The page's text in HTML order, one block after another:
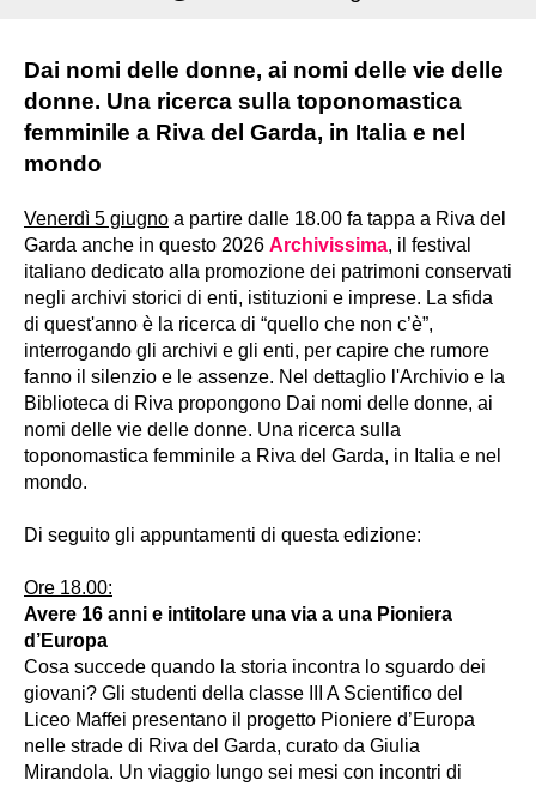
Dai nomi delle donne, ai nomi delle vie delle
donne. Una ricerca sulla toponomastica
femminile a Riva del Garda, in Italia e nel
mondo
Venerdì 5 giugno a partire dalle 18.00 fa tappa a Riva del
Garda anche in questo 2026 Archivissima, il festival
italiano dedicato alla promozione dei patrimoni conservati
negli archivi storici di enti, istituzioni e imprese. La sfida
di quest'anno è la ricerca di “quello che non c’è”,
interrogando gli archivi e gli enti, per capire che rumore
fanno il silenzio e le assenze. Nel dettaglio l'Archivio e la
Biblioteca di Riva propongono Dai nomi delle donne, ai
nomi delle vie delle donne. Una ricerca sulla
toponomastica femminile a Riva del Garda, in Italia e nel
mondo.
Di seguito gli appuntamenti di questa edizione:
Ore 18.00:
Avere 16 anni e intitolare una via a una Pioniera
d’Europa
Cosa succede quando la storia incontra lo sguardo dei
giovani? Gli studenti della classe III A Scientifico del
Liceo Maffei presentano il progetto Pioniere d’Europa
nelle strade di Riva del Garda, curato da Giulia
Mirandola. Un viaggio lungo sei mesi con incontri di